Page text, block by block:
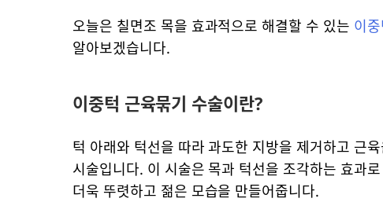
오늘은 칠면조 목을 효과적으로 해결할 수 있는 이
알아보겠습니다.
이중턱 근육묶기 수술이란?
턱 아래와 턱선을 따라 과도한 지방을 제거하고 근
시술입니다. 이 시술은 목과 턱선을 조각하는 효과
더욱 뚜렷하고 젊은 모습을 만들어줍니다.